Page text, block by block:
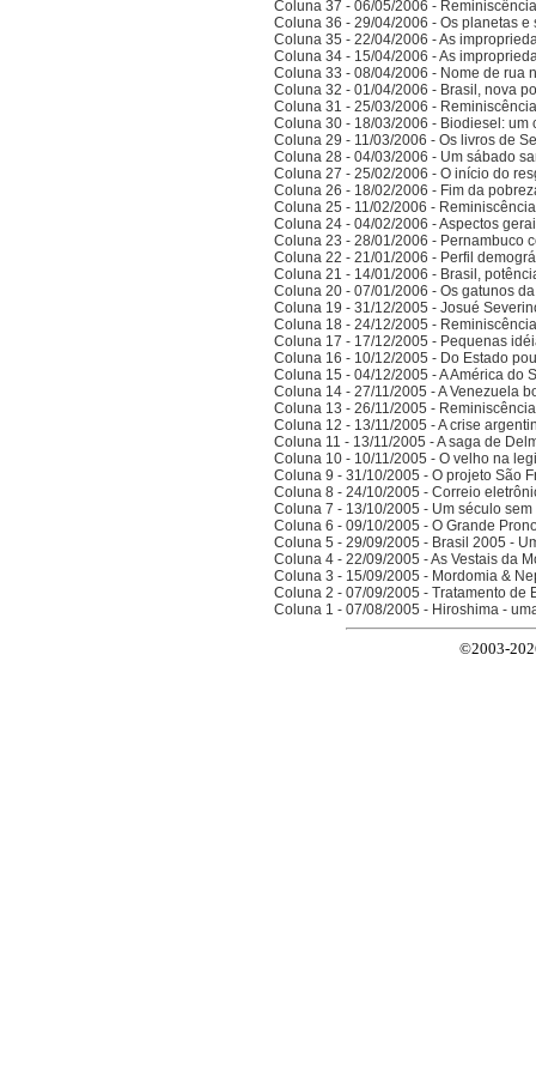
Coluna 37 - 06/05/2006 -
Coluna 36 - 29/04/2006 - Os planetas e
Coluna 35 - 22/04/2006 - As
Coluna 34 - 15/04/2006 - As
Coluna 33 - 08/04/2006 - Nome de rua
Coluna 32 - 01/04/2006 - Brasil, nova
Coluna 31 - 25/03/2006 -
Coluna 30 - 18/03/2006 - Biodiesel:
Coluna 29 - 11/03/2006 - Os livros de
Coluna 28 - 04/03/2006 - Um sábado
Coluna 27 - 25/02/2006 - O início do
Coluna 26 - 18/02/2006 - Fim da
Coluna 25 - 11/02/2006 -
Coluna 24 - 04/02/2006 - Aspectos
Coluna 23 - 28/01/2006 - Pernambuco
Coluna 22 - 21/01/2006 - Perfil
Coluna 21 - 14/01/2006 - Brasil,
Coluna 20 - 07/01/2006 - Os gatunos
Coluna 19 - 31/12/2005 - Josué
Coluna 18 - 24/12/2005 -
Coluna 17 - 17/12/2005 - Pequenas
Coluna 16 - 10/12/2005 - Do Estado
Coluna 15 - 04/12/2005 - A América do
Coluna 14 - 27/11/2005 - A Venezuela
Coluna 13 - 26/11/2005 -
Coluna 12 - 13/11/2005 - A crise
Coluna 11 - 13/11/2005 - A saga de
Coluna 10 - 10/11/2005 - O velho na
Coluna 9 - 31/10/2005 - O projeto São
Coluna 8 - 24/10/2005 - Correio
Coluna 7 - 13/10/2005 - Um século
Coluna 6 - 09/10/2005 - O Grande
Coluna 5 - 29/09/2005 - Brasil 2005 -
Coluna 4 - 22/09/2005 - As Vestais da
Coluna 3 - 15/09/2005 - Mordomia &
Coluna 2 - 07/09/2005 - Tratamento de
Coluna 1 - 07/08/2005 - Hiroshima -
©2003-